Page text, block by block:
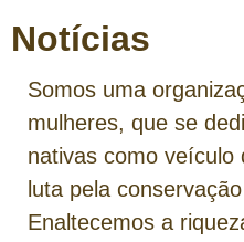
Notícias
Somos uma
mulheres, que se
nativas como veículo
luta pela
Enaltecemos a